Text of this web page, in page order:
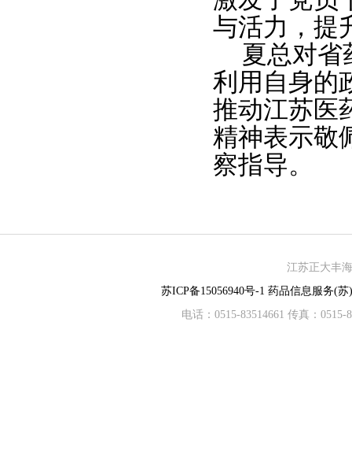
与活力，提
夏总对省
利用自身的
推动江苏医
精神表示敬
察指导。
江苏正大丰
苏ICP备15056940号-1 药品信息服务(苏
电话：0515-83514661 传真：